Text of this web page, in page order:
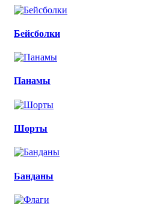
Бейсболки
Панамы
Шорты
Банданы